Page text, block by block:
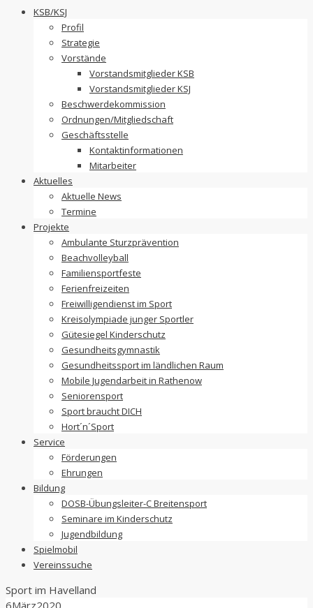
KSB/KSJ
Profil
Strategie
Vorstände
Vorstandsmitglieder KSB
Vorstandsmitglieder KSJ
Beschwerdekommission
Ordnungen/Mitgliedschaft
Geschäftsstelle
Kontaktinformationen
Mitarbeiter
Aktuelles
Aktuelle News
Termine
Projekte
Ambulante Sturzprävention
Beachvolleyball
Familiensportfeste
Ferienfreizeiten
Freiwilligendienst im Sport
Kreisolympiade junger Sportler
Gütesiegel Kinderschutz
Gesundheitsgymnastik
Gesundheitssport im ländlichen Raum
Mobile Jugendarbeit in Rathenow
Seniorensport
Sport braucht DICH
Hort´n´Sport
Service
Förderungen
Ehrungen
Bildung
DOSB-Übungsleiter-C Breitensport
Seminare im Kinderschutz
Jugendbildung
Spielmobil
Vereinssuche
Sport im Havelland
6März2020